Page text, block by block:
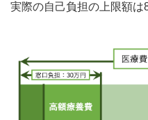
実際の自己負担の上限額は